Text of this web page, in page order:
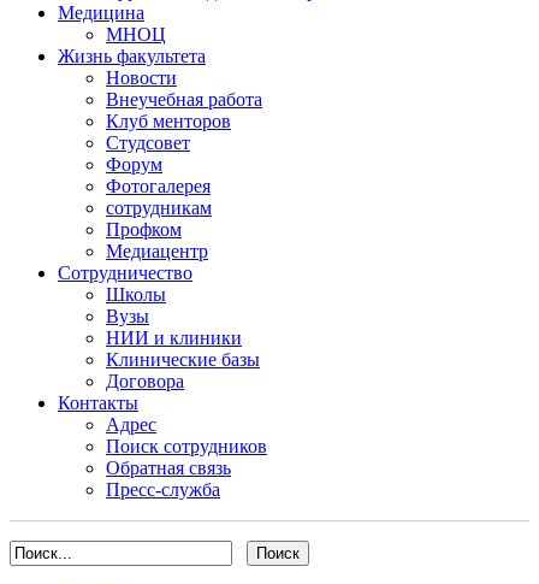
Медицина
МНОЦ
Жизнь факультета
Новости
Внеучебная работа
Клуб менторов
Студсовет
Форум
Фотогалерея
сотрудникам
Профком
Медиацентр
Сотрудничество
Школы
Вузы
НИИ и клиники
Клинические базы
Договора
Контакты
Адрес
Поиск сотрудников
Обратная связь
Пресс-служба